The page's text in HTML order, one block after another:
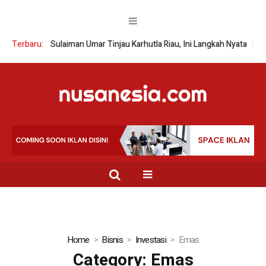
Terbaru:Sulaiman Umar Tinjau Karhutla Riau, Ini Langkah Nyata XRP
Home Bisnis Investasi Emas
Category: Emas